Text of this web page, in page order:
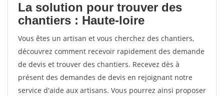
La solution pour trouver des
chantiers : Haute-loire
Vous êtes un artisan et vous cherchez des chantiers,
découvrez comment recevoir rapidement des demande
de devis et trouver des chantiers. Recevez dès à
présent des demandes de devis en rejoignant notre
service d'aide aux artisans. Vous pourrez ainsi proposer